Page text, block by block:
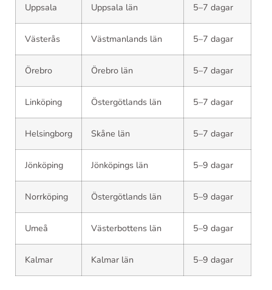
Uppsala Uppsala län 5–7 dagar
Västerås Västmanlands län 5–7 dagar
Örebro Örebro län 5–7 dagar
Linköping Östergötlands län 5–7 dagar
Helsingborg Skåne län 5–7 dagar
Jönköping Jönköpings län 5–9 dagar
Norrköping Östergötlands län 5–9 dagar
Umeå Västerbottens län 5–9 dagar
Kalmar Kalmar län 5–9 dagar